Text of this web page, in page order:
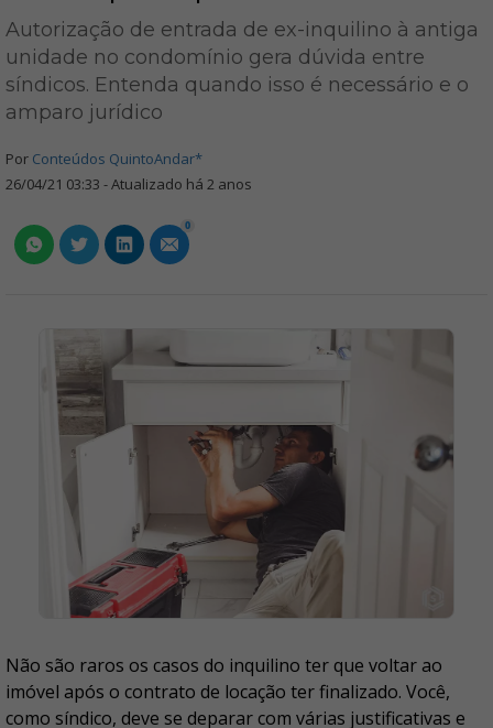
Autorização de entrada de ex-inquilino à antiga
unidade no condomínio gera dúvida entre
síndicos. Entenda quando isso é necessário e o
amparo jurídico
Por Conteúdos QuintoAndar*
26/04/21 03:33 - Atualizado há 2 anos
0
Não são raros os casos do inquilino ter que voltar ao
imóvel após o contrato de locação ter finalizado. Você,
como síndico, deve se deparar com várias justificativas e